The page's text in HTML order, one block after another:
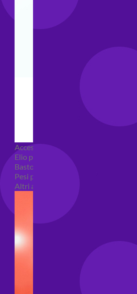
Accessori e Attrezzatura palloncini
Elio per palloncini
Bastoncini per palloncini
Pesi per palloncini
Altri accessori palloncini